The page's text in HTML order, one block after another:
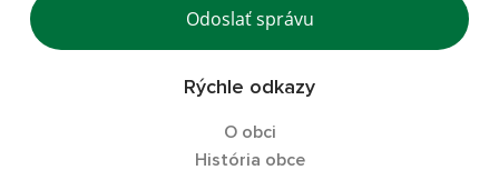
Odoslať správu
Rýchle odkazy
O obci
História obce